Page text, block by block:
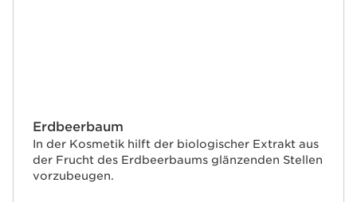
Erdbeerbaum
In der Kosmetik hilft der biologischer Extrakt aus
der Frucht des Erdbeerbaums glänzenden Stellen
vorzubeugen.